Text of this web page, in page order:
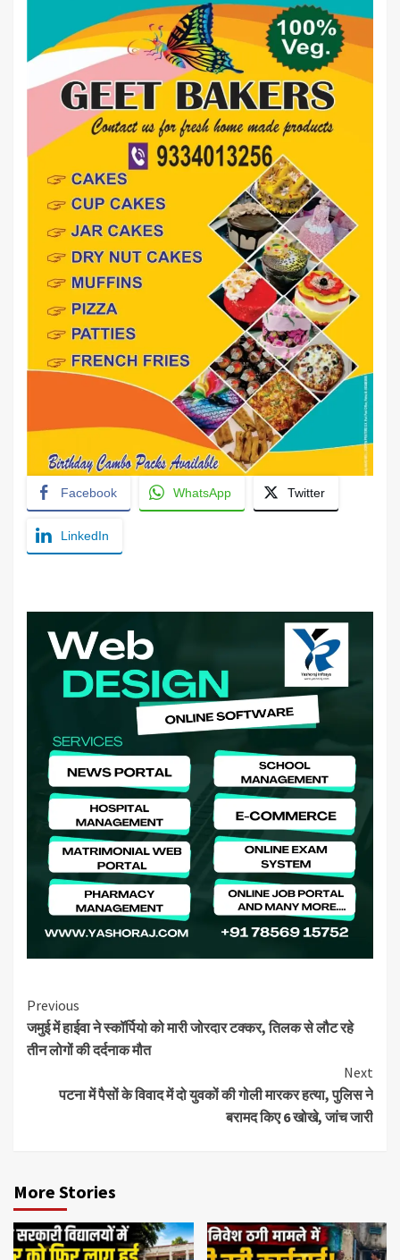
Facebook WhatsApp Twitter
LinkedIn
Continue
Reading
Previous
जमुई में हाईवा ने स्कॉर्पियो को मारी जोरदार टक्कर, तिलक से लौट रहे
तीन लोगों की दर्दनाक मौत
Next
पटना में पैसों के विवाद में दो युवकों की गोली मारकर हत्या, पुलिस ने
बरामद किए 6 खोखे, जांच जारी
More Stories